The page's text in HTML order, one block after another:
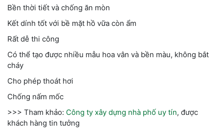
Bền thời tiết và chống ăn mòn
Kết dính tốt với bề mặt hồ vữa còn ẩm
Rất dễ thi công
Có thể tạo được nhiều mẫu hoa vân và bền màu, không bắt
cháy
Cho phép thoát hơi
Chống nấm mốc
>>> Tham khảo: Công ty xây dựng nhà phố uy tín, được
khách hàng tin tưởng